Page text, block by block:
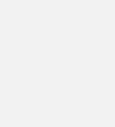
NATURZE